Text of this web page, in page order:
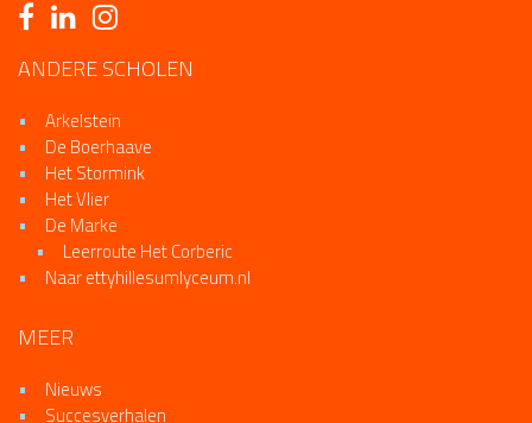
ANDERE SCHOLEN
Arkelstein
De Boerhaave
Het Stormink
Het Vlier
De Marke
Leerroute Het Corberic
Naar ettyhillesumlyceum.nl
MEER
Nieuws
Succesverhalen